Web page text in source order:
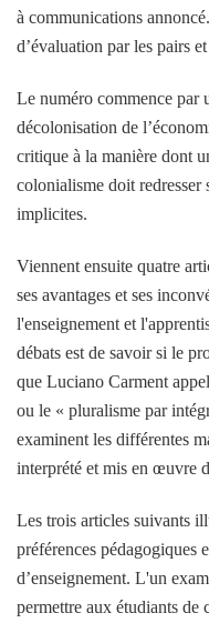
à communications
d’évaluation par les pairs
Le numéro commence par
décolonisation de
critique à la manière dont
colonialisme doit redresser
implicites.
Viennent ensuite quatre
ses avantages et ses
l'enseignement et
débats est de savoir si le
que Luciano Carment
ou le « pluralisme par
examinent les différentes
interprété et mis en œuvre
Les trois articles suivants
préférences pédagogiques
d’enseignement. L'un
permettre aux étudiants